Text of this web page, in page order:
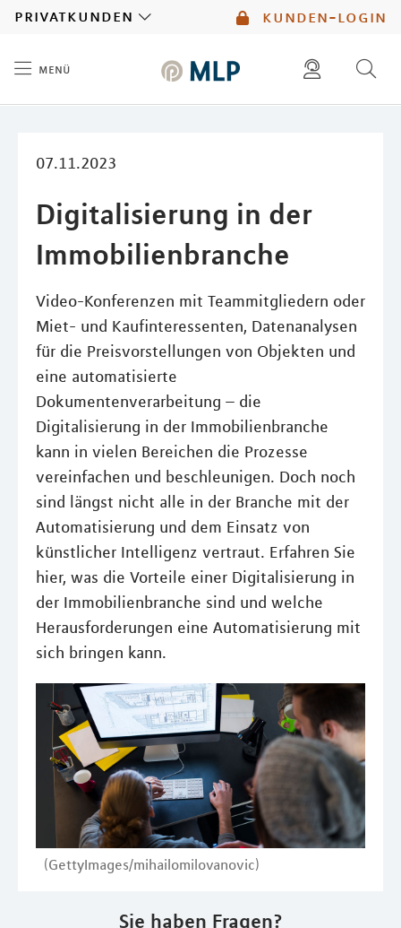
kunden-login
privatkunden
menü
07.11.2023
Digitalisierung in der
Immobilienbranche
Video-Konferenzen mit Teammitgliedern oder
Miet- und Kaufinteressenten, Datenanalysen
für die Preisvorstellungen von Objekten und
eine automatisierte
Dokumentenverarbeitung – die
Digitalisierung in der Immobilienbranche
kann in vielen Bereichen die Prozesse
vereinfachen und beschleunigen. Doch noch
sind längst nicht alle in der Branche mit der
Automatisierung und dem Einsatz von
künstlicher Intelligenz vertraut. Erfahren Sie
hier, was die Vorteile einer Digitalisierung in
der Immobilienbranche sind und welche
Herausforderungen eine Automatisierung mit
sich bringen kann.
(GettyImages/mihailomilovanovic)
Sie haben Fragen?